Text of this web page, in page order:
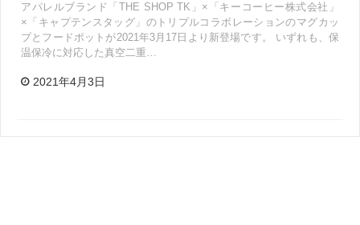
アパレルブランド「THE SHOP TK」×「キーコーヒー株式会社」
×「キャプテンスタッグ」のトリプルコラボレーションのマグカッ
プとフードポットが2021年3月17日より新登場です。 いずれも、保
温保冷に対応した真空二重…
2021年4月3日